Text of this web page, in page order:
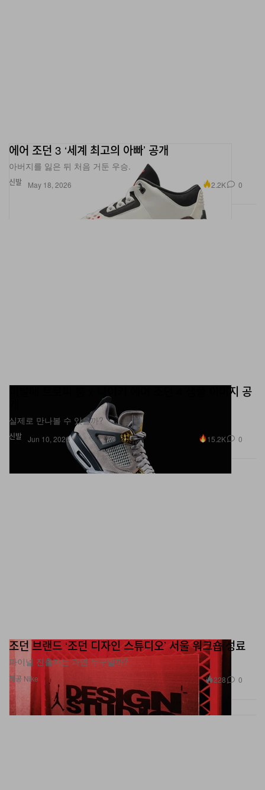
신발
에어 조던 3 ‘세계 최고의 아빠’ 공개
아버지를 잃은 뒤 처음 거둔 우승.
May 18, 2026 2.2K 0
신발
미발매 트로피 룸 x 나이키 에어 조던 4 샘플 이미지 공
실제로 만나볼 수 있을까?
Jun 10, 2026 15.2K 0
조던 브랜드 ‘조던 디자인 스튜디오’ 서울 워크숍 성료
파이널 진출자는 과연 누구일까?
제공 Nike 228 0